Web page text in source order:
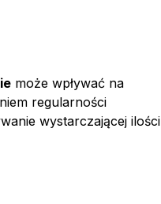
może wpływać na
regularności
wystarczającej ilości